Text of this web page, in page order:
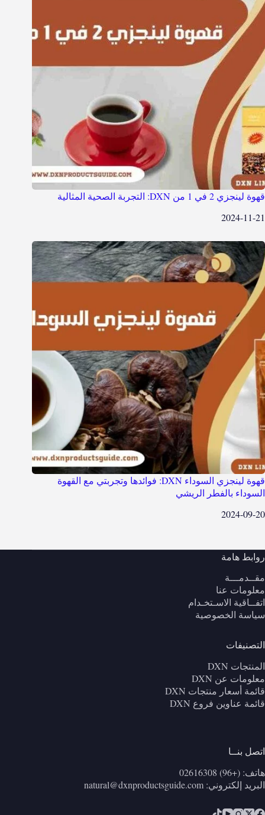
قهوة لينجزي 2 في 1 من DXN: التجربة الصحية المثالية
2024-11-21
قهوة لينجزي السوداء DXN: فوائدها وتجربتي مع القهوة
السوداء بالفطر الريشي
2024-09-20
روابط هامة
مقــدمـــة
معلومات عنا
اتفــاقية الاسـتخـدام
سياسة الخصوصية
التصنيفات
المنتجات DXN
معلومات عن DXN
قائمة أسعار منتجات DXN
قائمة عناوين فروع DXN
اتصل بنــا
هاتف: (+96) 02616308
البريد إلكتروني: natural@dxnproductsguide.com